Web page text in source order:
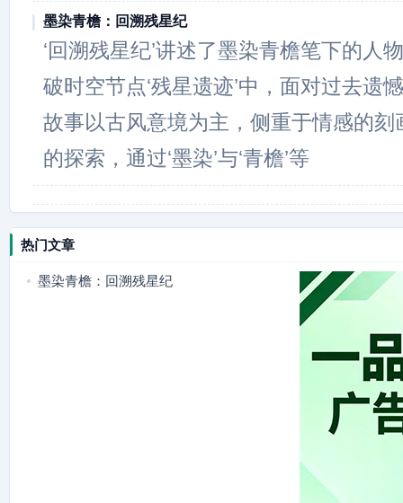
墨染青檐：回溯残星纪
‘回溯残星纪’讲述了墨染青檐笔下的人
破时空节点‘残星遗迹’中，面对过去遗
故事以古风意境为主，侧重于情感的刻
的探索，通过‘墨染’与‘青檐’等
热门文章
墨染青檐：回溯残星纪